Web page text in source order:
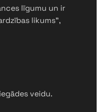
līgumu un ir
likums”,
veidu.